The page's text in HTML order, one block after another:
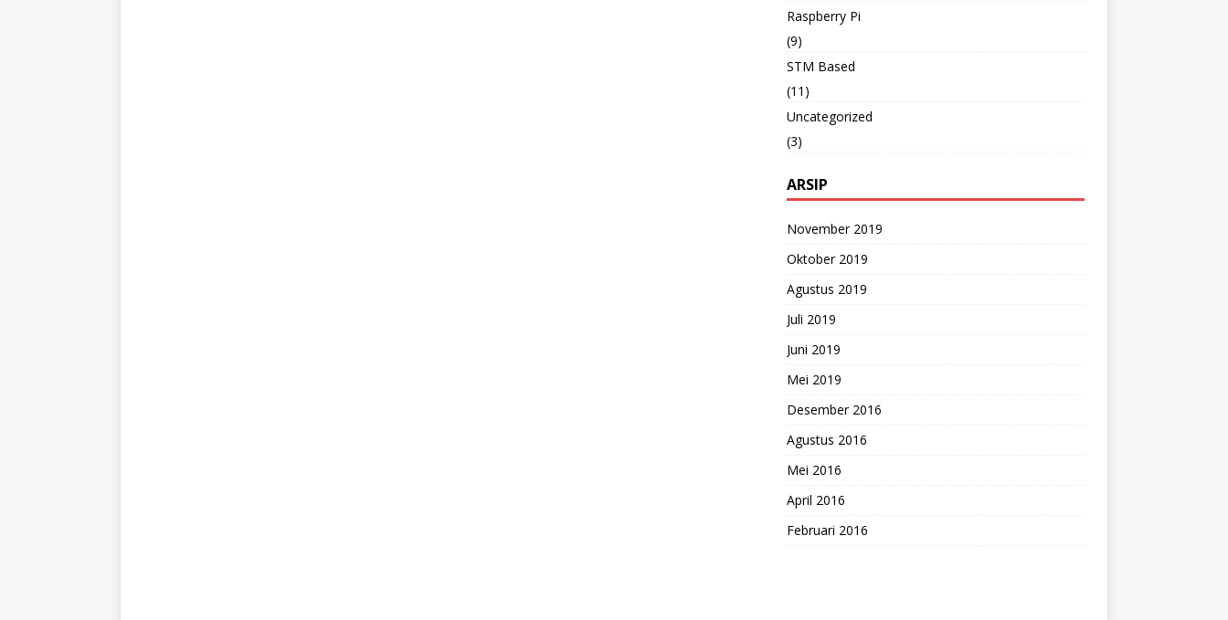
Raspberry Pi
(9)
STM Based
(11)
Uncategorized
(3)
ARSIP
November 2019
Oktober 2019
Agustus 2019
Juli 2019
Juni 2019
Mei 2019
Desember 2016
Agustus 2016
Mei 2016
April 2016
Februari 2016